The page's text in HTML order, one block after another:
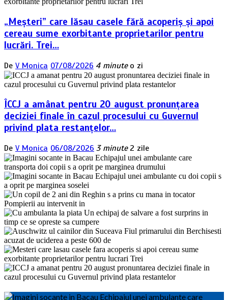
„Meșteri” care lăsau casele fără acoperiș și apoi
cereau sume exorbitante proprietarilor pentru
lucrări. Trei…
De V Monica 07/08/2026 4 minute o zi
ÎCCJ a amânat pentru 20 august pronunțarea
deciziei finale în cazul procesului cu Guvernul
privind plata restanțelor…
De V Monica 06/08/2026 3 minute 2 zile